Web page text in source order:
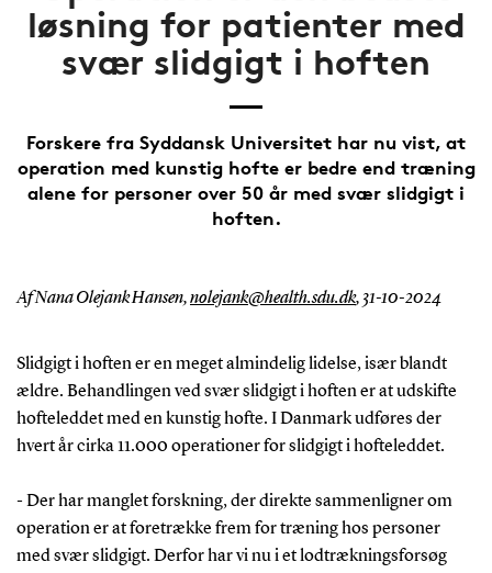
løsning for patienter med
svær slidgigt i hoften
Forskere fra Syddansk Universitet har nu vist, at
operation med kunstig hofte er bedre end træning
alene for personer over 50 år med svær slidgigt i
hoften.
Af Nana Olejank Hansen,nolejank@health.sdu.dk, 31-10-2024
Slidgigt i hoften er en meget almindelig lidelse, især blandt
ældre. Behandlingen ved svær slidgigt i hoften er at udskifte
hofteleddet med en kunstig hofte. I Danmark udføres der
hvert år cirka 11.000 operationer for slidgigt i hofteleddet.
- Der har manglet forskning, der direkte sammenligner om
operation er at foretrække frem for træning hos personer
med svær slidgigt. Derfor har vi nu i et lodtrækningsforsøg